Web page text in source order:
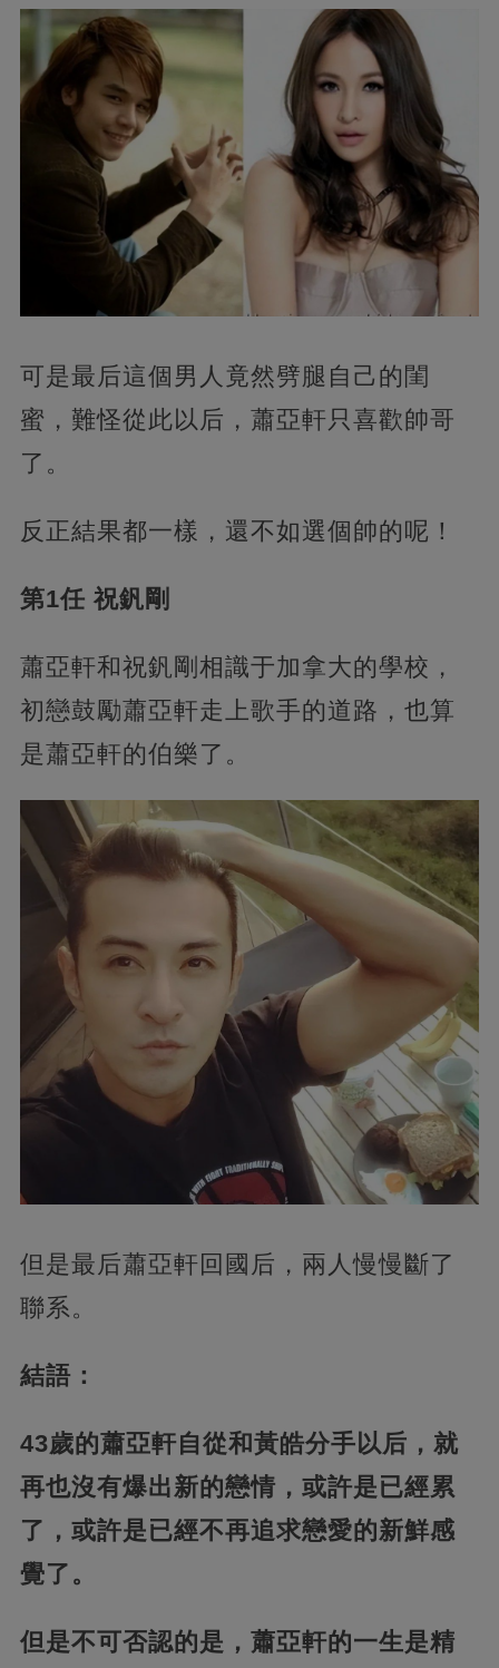
可是最后這個男人竟然劈腿自己的閨
蜜，難怪從此以后，蕭亞軒只喜歡帥哥
了。
反正結果都一樣，還不如選個帥的呢！
第1任 祝釩剛
蕭亞軒和祝釩剛相識于加拿大的學校，
初戀鼓勵蕭亞軒走上歌手的道路，也算
是蕭亞軒的伯樂了。
但是最后蕭亞軒回國后，兩人慢慢斷了
聯系。
結語：
43歲的蕭亞軒自從和黃皓分手以后，就
再也沒有爆出新的戀情，或許是已經累
了，或許是已經不再追求戀愛的新鮮感
覺了。
但是不可否認的是，蕭亞軒的一生是精